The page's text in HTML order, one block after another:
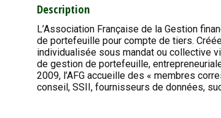
Description
L’Association Française de la Gestion
de portefeuille pour compte de tiers.
individualisée sous mandat ou collective
de gestion de portefeuille,
2009, l’AFG accueille des « membres
conseil, SSII, fournisseurs de données,